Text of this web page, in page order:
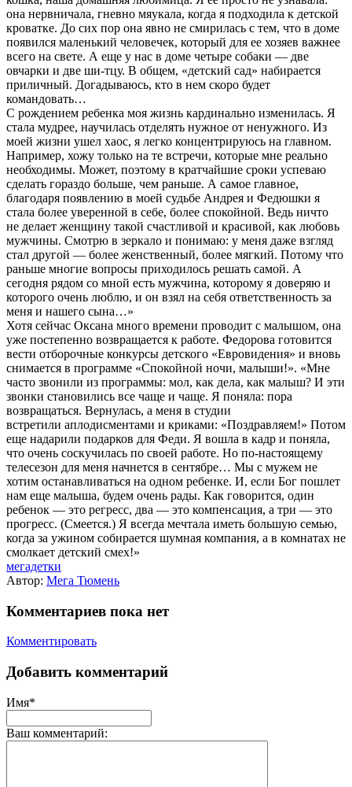
она нервничала, гневно мяукала, когда я подходила к детской
кроватке. До сих пор она явно не смирилась с тем, что в доме
появился маленький человечек, который для ее хозяев важнее
всего на свете. А еще у нас в доме четыре собаки — две
овчарки и две ши-тцу. В общем, «детский сад» набирается
приличный. Догадываюсь, кто в нем скоро будет
командовать…
С рождением ребенка моя жизнь кардинально изменилась. Я
стала мудрее, научилась отделять нужное от ненужного. Из
моей жизни ушел хаос, я легко концентрируюсь на главном.
Например, хожу только на те встречи, которые мне реально
необходимы. Может, поэтому в кратчайшие сроки успеваю
сделать гораздо больше, чем раньше. А самое главное,
благодаря появлению в моей судьбе Андрея и Федюшки я
стала более уверенной в себе, более спокойной. Ведь ничто
не делает женщину такой счастливой и красивой, как любовь
мужчины. Смотрю в зеркало и понимаю: у меня даже взгляд
стал другой — более женственный, более мягкий. Потому что
раньше многие вопросы приходилось решать самой. А
сегодня рядом со мной есть мужчина, которому я доверяю и
которого очень люблю, и он взял на себя ответственность за
меня и нашего сына…»
Хотя сейчас Оксана много времени проводит с малышом, она
уже постепенно возвращается к работе. Федорова готовится
вести отборочные конкурсы детского «Евровидения» и вновь
снимается в программе «Спокойной ночи, малыши!». «Мне
часто звонили из программы: мол, как дела, как малыш? И эти
звонки становились все чаще и чаще. Я поняла: пора
возвращаться. Вернулась, а меня в студии
встретили аплодисментами и криками: «Поздравляем!» Потом
еще надарили подарков для Феди. Я вошла в кадр и поняла,
что очень соскучилась по своей работе. Но по-настоящему
телесезон для меня начнется в сентябре… Мы с мужем не
хотим останавливаться на одном ребенке. И, если Бог пошлет
нам еще малыша, будем очень рады. Как говорится, один
ребенок — это регресс, два — это компенсация, а три — это
прогресс. (Смеется.) Я всегда мечтала иметь большую семью,
когда за ужином собирается шумная компания, а в комнатах не
смолкает детский смех!»
мегадетки
Автор: Мега Тюмень
Комментариев пока нет
Комментировать
Добавить комментарий
Имя*
Ваш комментарий: